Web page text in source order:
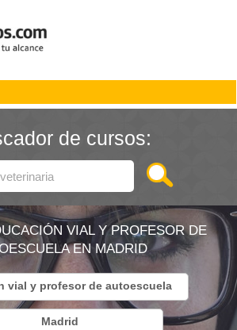
de cursos:
VIAL Y PROFESOR DE
EN MADRID
vial y profesor de autoescuela
Madrid